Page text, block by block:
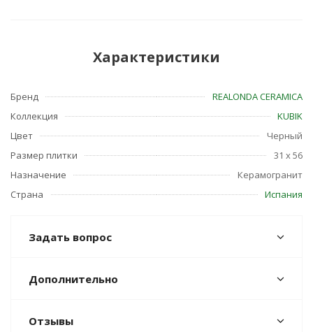
Характеристики
Бренд
REALONDA CERAMICA
Коллекция
KUBIK
Цвет
Черный
Размер плитки
31 x 56
Назначение
Керамогранит
Страна
Испания
Задать вопрос
Дополнительно
Отзывы